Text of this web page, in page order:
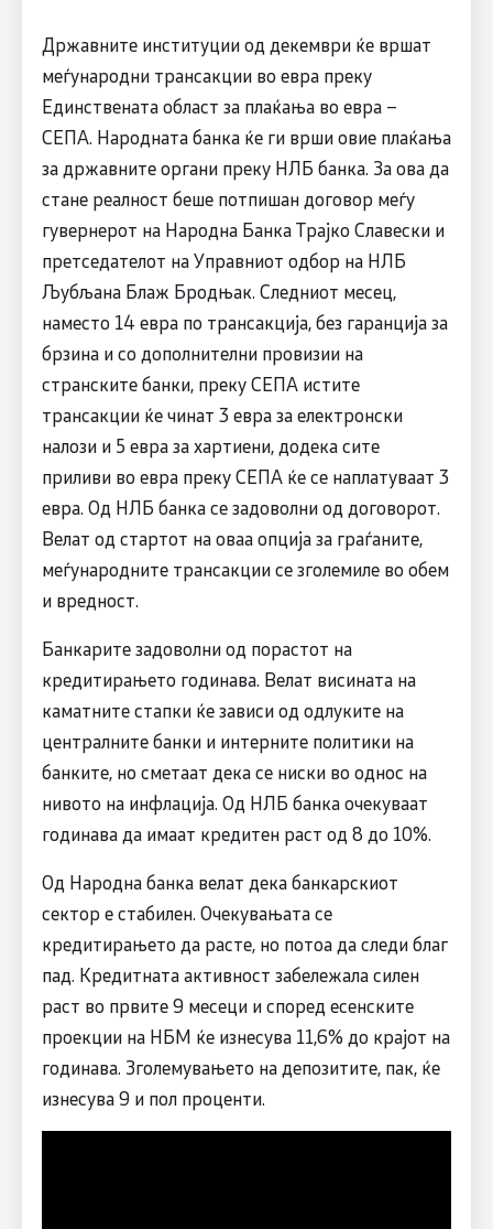
Државните институции од декември ќе вршат
меѓународни трансакции во евра преку
Единствената област за плаќањa во евра –
СЕПА. Народната банка ќе ги врши овие плаќања
за државните органи преку НЛБ банка. За ова да
стане реалност беше потпишан договор меѓу
гувернерот на Народна Банка Трајко Славески и
претседателот на Управниот одбор на НЛБ
Љубљана Блаж Бродњак. Следниот месец,
наместо 14 евра по трансакција, без гаранција за
брзина и со дополнителни провизии на
странските банки, преку СЕПА истите
трансакции ќе чинат 3 евра за електронски
налози и 5 евра за хартиени, додека сите
приливи во евра преку СЕПА ќе се наплатуваат 3
евра. Од НЛБ банка се задоволни од договорот.
Велат од стартот на оваа опција за граѓаните,
меѓународните трансакции се зголемиле во обем
и вредност.
Банкарите задоволни од порастот на
кредитирањето годинава. Велат висината на
каматните стапки ќе зависи од одлуките на
централните банки и интерните политики на
банките, но сметаат дека се ниски во однос на
нивото на инфлација. Од НЛБ банка очекуваат
годинава да имаат кредитен раст од 8 до 10%.
Од Народна банка велат дека банкарскиот
сектор е стабилен. Очекувањата се
кредитирањето да расте, но потоа да следи благ
пад. Кредитната активност забележала силен
раст во првите 9 месеци и според есенските
проекции на НБМ ќе изнесува 11,6% до крајот на
годинава. Зголемувањето на депозитите, пак, ќе
изнесува 9 и пол проценти.